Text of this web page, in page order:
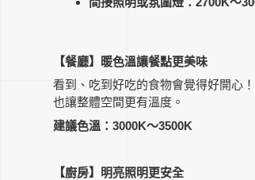
【餐廳】暖色溫讓餐點更美味
看到、吃到好吃的食物會覺得好開心
也讓整體空間更有溫度。
建議色溫：3000K～3500K
【廚房】明亮照明更安全